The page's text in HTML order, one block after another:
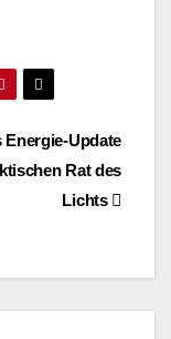
Energie-Update
Rat des
Lichts